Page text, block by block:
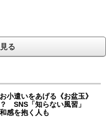
る
小遣いをあげる《お盆玉》
SNS「知らない風習」
感を抱く人も